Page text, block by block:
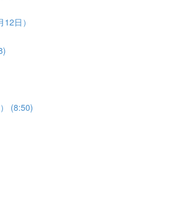
日）
(8:50)